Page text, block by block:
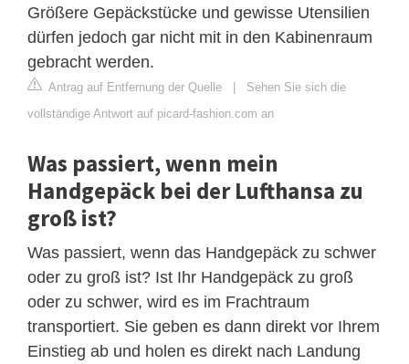
Größere Gepäckstücke und gewisse Utensilien
dürfen jedoch gar nicht mit in den Kabinenraum
gebracht werden.
Antrag auf Entfernung der Quelle | Sehen Sie sich die
vollständige Antwort auf picard-fashion.com an
Was passiert, wenn mein
Handgepäck bei der Lufthansa zu
groß ist?
Was passiert, wenn das Handgepäck zu schwer
oder zu groß ist? Ist Ihr Handgepäck zu groß
oder zu schwer, wird es im Frachtraum
transportiert. Sie geben es dann direkt vor Ihrem
Einstieg ab und holen es direkt nach Landung